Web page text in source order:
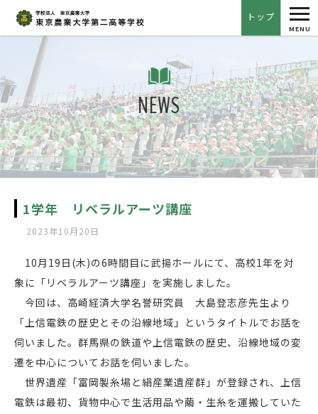
トップ
MENU
NEWS
1学年 リベラルアーツ講座
2023年10月20日
10月19日(木)の6時間目に武揚ホールにて、高校1年を対
象に「リベラルアーツ講座」を実施しました。
今回は、高崎経済大学名誉研究員 大島登志彦先生より
「上信電鉄の歴史とその沿線地域」というタイトルでお話を
伺いました。群馬県の鉄道や上信電鉄の歴史、沿線地域の変
遷を中心についてお話を伺いました。
世界遺産「富岡製糸場と絹産業遺産群」が登録され、上信
電鉄は最初、貨物中心で生活用品や繭・生糸を運搬していた